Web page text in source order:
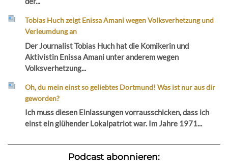
Tobias Huch zeigt Enissa Amani wegen Volksverhetzung und
Verleumdung an
Der Journalist Tobias Huch hat die Komikerin und
Aktivistin Enissa Amani unter anderem wegen
Volksverhetzung...
Oh, du mein einst so geliebtes Dortmund! Was ist nur aus dir
geworden?
Ich muss diesen Einlassungen vorrausschicken, dass ich
einst ein glühender Lokalpatriot war. Im Jahre 1971...
Podcast abonnieren: